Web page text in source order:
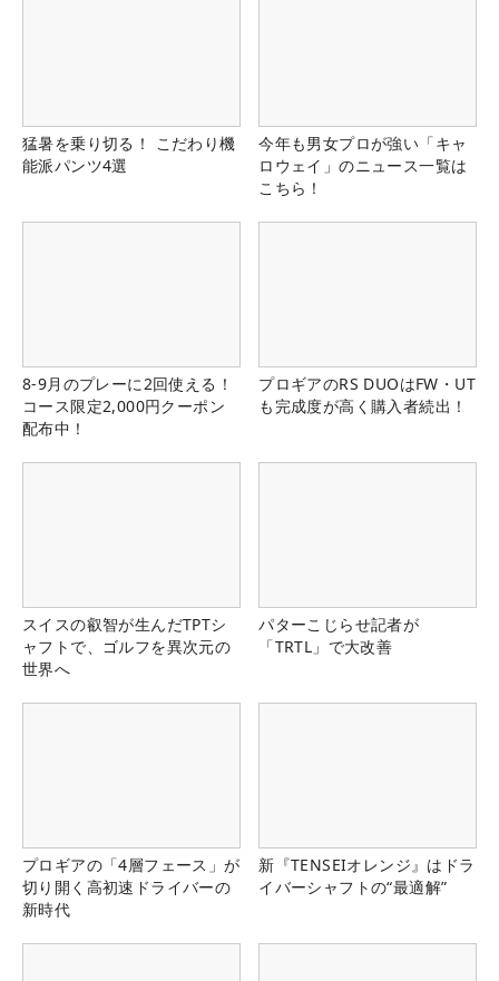
猛暑を乗り切る！ こだわり機
能派パンツ4選
今年も男女プロが強い「キャ
ロウェイ」のニュース一覧は
こちら！
8-9月のプレーに2回使える！
コース限定2,000円クーポン
配布中！
プロギアのRS DUOはFW・UT
も完成度が高く購入者続出！
スイスの叡智が生んだTPTシ
ャフトで、ゴルフを異次元の
世界へ
パターこじらせ記者が
「TRTL」で大改善
プロギアの「4層フェース」が
切り開く高初速ドライバーの
新時代
新『TENSEIオレンジ』はドラ
イバーシャフトの“最適解”